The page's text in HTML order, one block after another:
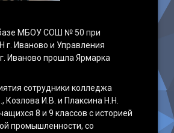
МБОУ СОШ № 50 при
г. Иваново и Управления
Иваново прошла Ярмарка
сотрудники колледжа
Козлова И.В. и Плаксина Н.Н.
8 и 9 классов с историей
промышленности, со